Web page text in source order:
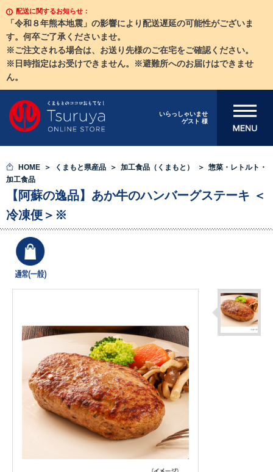
配送に関するお知らせ：
「令和８年熊本地震」の影響により配送遅延の可能性がございま
す。何卒ご了承くださいませ。
※ご注文される場合は、お送り先様のご在宅をご確認ください。
※日時指定はお受けできません。※避難所へのお届けはできませ
ん。
いらっしゃいませ
ゲスト 様
メニューを開
HOME くまもと県産品 加工食品（くまもと）
惣菜・レトルト・
加工食品
【阿蘇の逸品】あか牛のハンバーグステーキ ＜
冷凍便＞※